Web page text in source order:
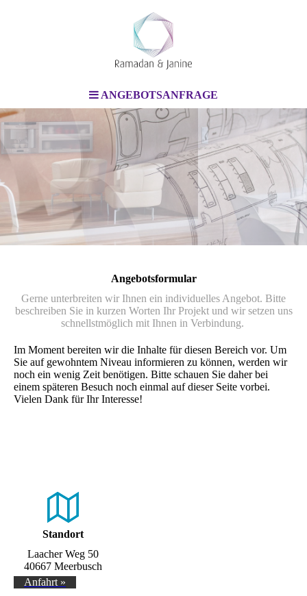
ANGEBOTSANFRAGE
Angebotsformular
Gerne unterbreiten wir Ihnen ein individuelles Angebot. Bitte
beschreiben Sie in kurzen Worten Ihr Projekt und wir setzen uns
schnellstmöglich mit Ihnen in Verbindung.
Im Moment bereiten wir die Inhalte für diesen Bereich vor. Um
Sie auf gewohntem Niveau informieren zu können, werden wir
noch ein wenig Zeit benötigen. Bitte schauen Sie daher bei
einem späteren Besuch noch einmal auf dieser Seite vorbei.
Vielen Dank für Ihr Interesse!
Standort
Laacher Weg 50
40667 Meerbusch
Anfahrt »